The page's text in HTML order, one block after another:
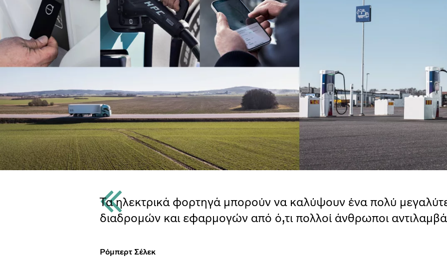
Τα ηλεκτρικά φορτηγά μπορούν να καλύψουν ένα πολύ
διαδρομών και εφαρμογών από ό,τι πολλοί άνθρωποι
Ρόμπερτ Σέλεκ